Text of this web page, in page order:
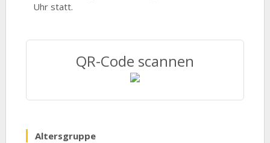
Uhr statt.
QR-Code scannen
Altersgruppe